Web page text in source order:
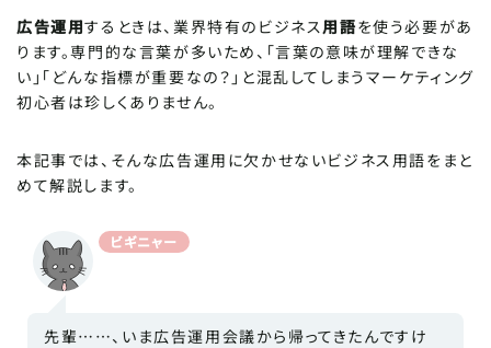
広告運用するときは、業界特有のビジネス 用語を使う必要があ
ります。専門的な言葉が多いため、「言葉の意味が理解できな
い」「どんな指標が重要なの？」と混乱してしまうマーケティング
初心者は珍しくありません。
本記事では、そんな広告運用に欠かせないビジネス用語をまと
めて解説します。
ビギニャー
先輩……、いま広告運用会議から帰ってきたんですけ
Windowsパソコンの便利な機能一覧！目からウ
ロコのビジネス活用術
【Instagram・X(旧：Twitter)】SNSの投稿時間